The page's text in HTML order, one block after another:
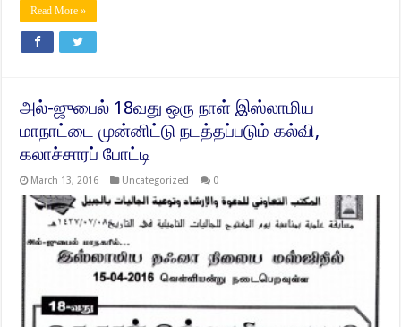
Read More »
அல்-ஜுபைல் 18வது ஒரு நாள் இஸ்லாமிய
மாநாட்டை முன்னிட்டு நடத்தப்படும் கல்வி,
கலாச்சாரப் போட்டி
March 13, 2016 Uncategorized 0